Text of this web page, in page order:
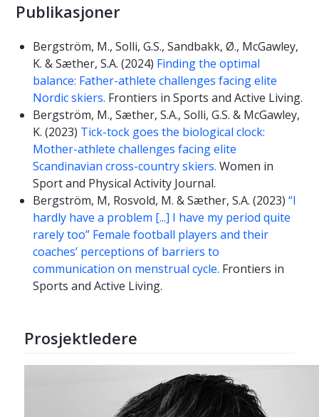
Publikasjoner
Bergström, M., Solli, G.S., Sandbakk, Ø., McGawley,
K. & Sæther, S.A. (2024) Finding the optimal
balance: Father-athlete challenges facing elite
Nordic skiers. Frontiers in Sports and Active Living.
Bergström, M., Sæther, S.A., Solli, G.S. & McGawley,
K. (2023) Tick-tock goes the biological clock:
Mother-athlete challenges facing elite
Scandinavian cross-country skiers. Women in
Sport and Physical Activity Journal.
Bergström, M, Rosvold, M. & Sæther, S.A. (2023) “I
hardly have a problem [...] I have my period quite
rarely too” Female football players and their
coaches’ perceptions of barriers to
communication on menstrual cycle. Frontiers in
Sports and Active Living.
Prosjektledere